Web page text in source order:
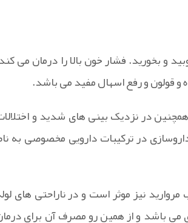
و بخورید. فشار خون بالا را درمان می
و قولون و رفع اسهال مفید می باشد.
در نزدیک بینی های شدید و
در ترکیبات دارویی مخصوصی به
نیز موثر است و در ناراحتی های
باشد و از همین رو مصرف آن برای